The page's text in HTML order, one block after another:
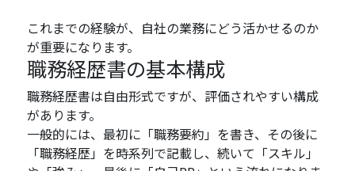
これまでの経験が、自社の業務にどう活かせるのか
が重要になります。
職務経歴書の基本構成
職務経歴書は自由形式ですが、評価されやすい構成
があります。
一般的には、最初に「職務要約」を書き、その後に
「職務経歴」を時系列で記載し、続いて「スキル」